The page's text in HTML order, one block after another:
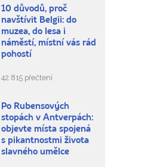
10 důvodů, proč
navštívit Belgii: do
muzea, do lesa i
náměstí, místní vás rád
pohostí
42.815 přečtení
Po Rubensových
stopách v Antverpách:
objevte místa spojená
s pikantnostmi života
slavného umělce